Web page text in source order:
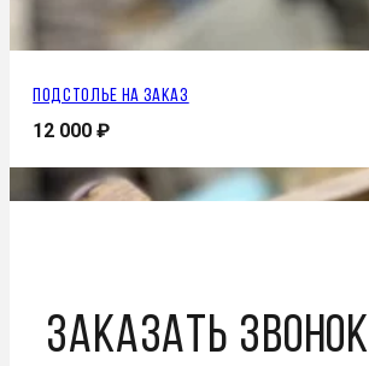
Подстолье на заказ
12 000₽
Заказать звонок